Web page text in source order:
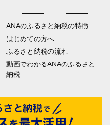
ANAのふるさと納税の特徴
はじめての方へ
ふるさと納税の流れ
動画でわかるANAのふるさと
納税